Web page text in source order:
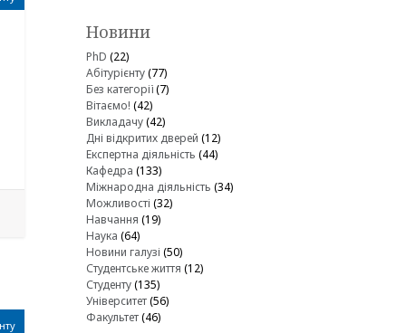
Новини
PhD (22)
Абітурієнту(77)
Без категорії(7)
Вітаємо! (42)
Викладачу(42)
Дні відкритих дверей (12)
Експертна діяльність (44)
Кафедра (133)
Міжнародна діяльність (34)
Можливості (32)
Навчання (19)
Наука (64)
Новини галузі (50)
Студентське життя (12)
Студенту(135)
Університет(56)
Факультет(46)